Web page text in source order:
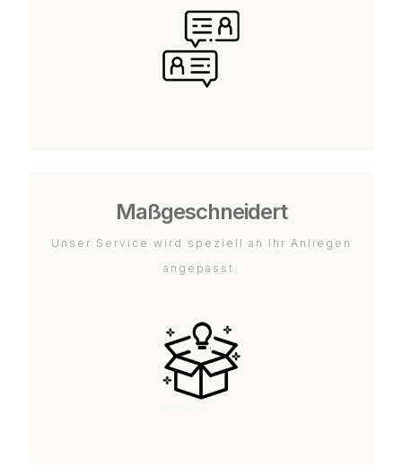
Maßgeschneidert
Unser Service wird speziell an Ihr Anliegen
angepasst.